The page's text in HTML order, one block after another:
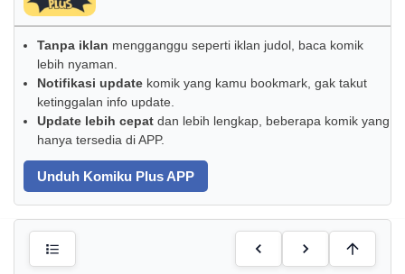
Tanpa iklan mengganggu seperti iklan judol, baca komik
lebih nyaman.
Notifikasi update komik yang kamu bookmark, gak takut
ketinggalan info update.
Update lebih cepat dan lebih lengkap, beberapa komik yang
hanya tersedia di APP.
Unduh Komiku Plus APP